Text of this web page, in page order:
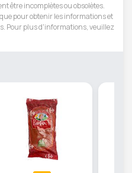
être incomplètes ou obsolètes.
pour obtenir les informations et
Pour plus d'informations, veuillez